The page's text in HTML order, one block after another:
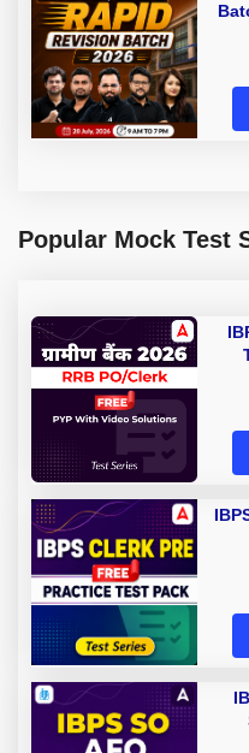
Popular Mock Test